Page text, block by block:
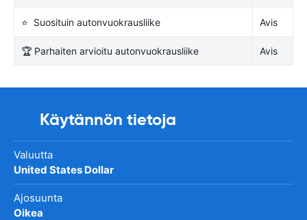
⭐ Suosituin autonvuokrausliike Avis
🏆 Parhaiten arvioitu autonvuokrausliike Avis
Käytännön tietoja
Valuutta
United States Dollar
Ajosuunta
Oikea